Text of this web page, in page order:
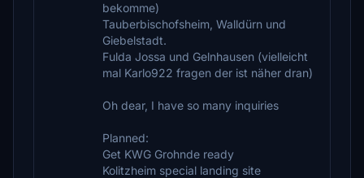
bekomme)
Tauberbischofsheim, Walldürn und
Giebelstadt.
Fulda Jossa und Gelnhausen (vielleicht
mal Karlo922 fragen der ist näher dran)
Oh dear, I have so many inquiries
Planned:
Get KWG Grohnde ready
Kolitzheim special landing site